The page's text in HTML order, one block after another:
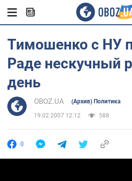
Тимошенко с НУ
Раде нескучный
день
OBOZ.UA (Архив) Политика
19.02.2007 12:12 588
0